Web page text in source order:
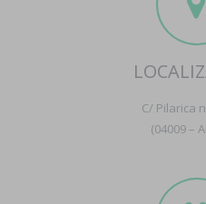
C/ Pilarica
(04009 –